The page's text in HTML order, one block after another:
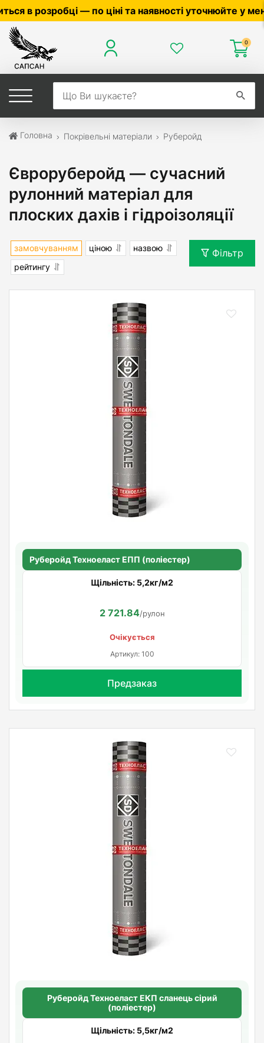
по ціні та наявності уточнюйте у менеджера ☎
0
Головна Покрівельні матеріали Руберойд
Євроруберойд — сучасний
рулонний матеріал для
плоских дахів і гідроізоляції
замовчуванням ціною
назвою
рейтингу
Фільтр
Руберойд Техноеласт ЕПП (поліестер)
Щільність: 5,2кг/м2
2 721.84/рулон
Очікується
Артикул: 100
Предзаказ
Руберойд Техноеласт ЕКП сланець сірий
(поліестер)
Щільність: 5,5кг/м2